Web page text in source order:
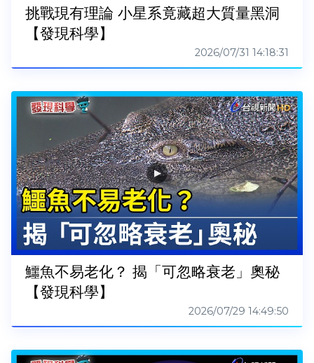
挑戰現有理論 小星系竟藏超大質量黑洞
【發現科學】
2026/07/31 14:18:31
鱷魚不易老化？ 揭「可忽略衰老」奧秘
【發現科學】
2026/07/29 14:49:50